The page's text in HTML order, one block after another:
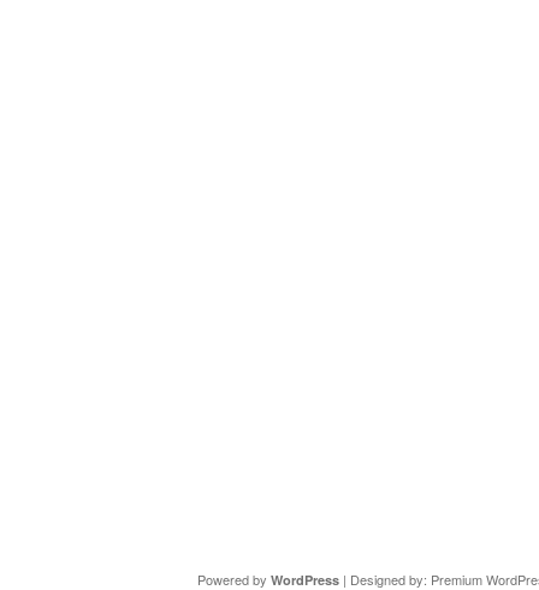
Powered by WordPress| Designed by: Premium